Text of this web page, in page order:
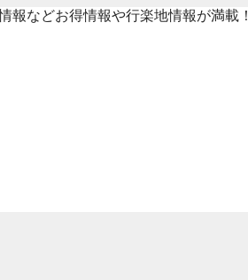
報などお得情報や行楽地情報が満載！